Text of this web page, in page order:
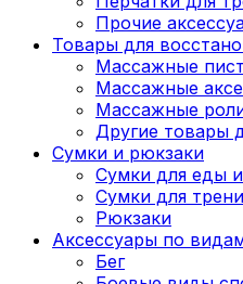
Прочие
Товары для
Массажные
Массажные
Массажные
Другие товары
Сумки и рюкзаки
Сумки для еды
Сумки для
Рюкзаки
Аксессуары по
Бег